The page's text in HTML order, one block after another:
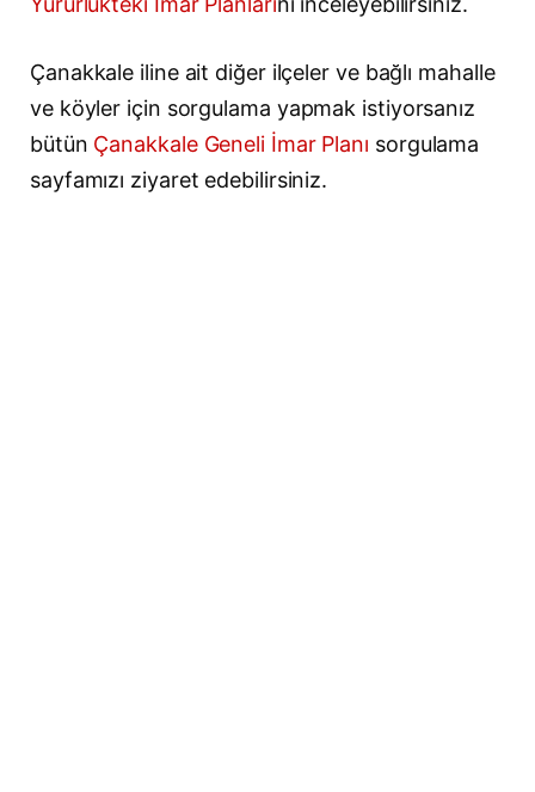
Çanakkale iline ait diğer ilçeler ve bağlı mahalle
ve köyler için sorgulama yapmak istiyorsanız
bütün Çanakkale Geneli İmar Planı sorgulama
sayfamızı ziyaret edebilirsiniz.